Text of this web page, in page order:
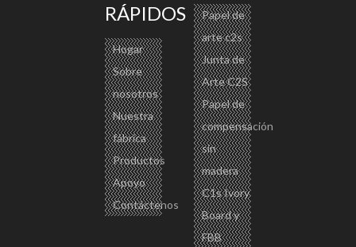
RÁPIDOS
Hogar
Sobre
nosotros
Nuestra
fábrica
Productos
Apoyo
Contáctenos
Papel de
arte c2s
Junta de
Arte C2S
Papel de
compensación
sin
madera
C1s Ivory
Board y
FBB